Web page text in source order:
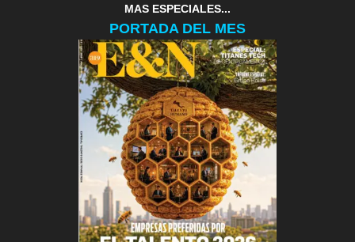
MAS ESPECIALES...
PORTADA DEL MES